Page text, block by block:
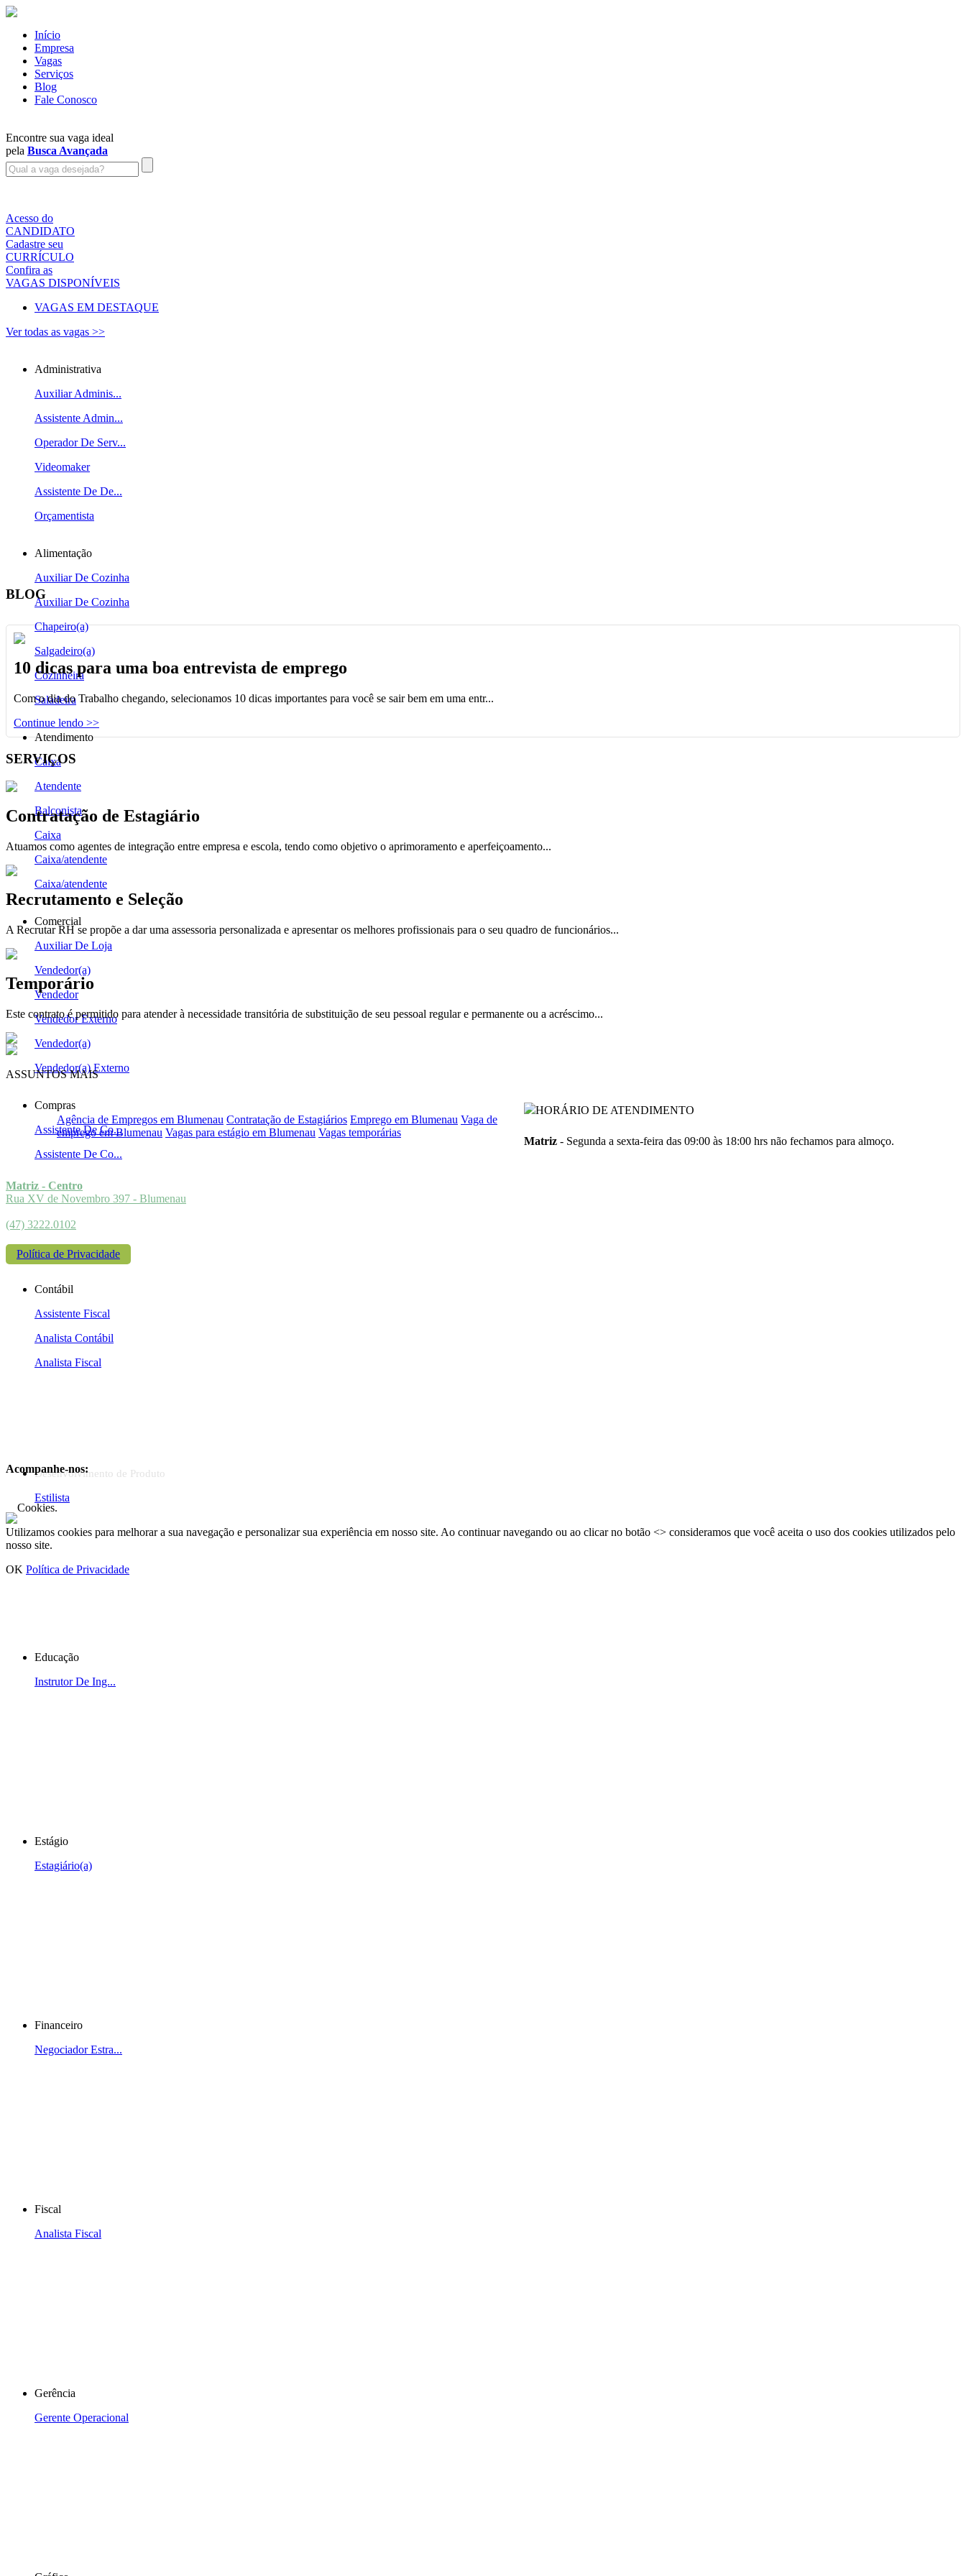
Início
Empresa
Vagas
Serviços
Blog
Fale Conosco
Encontre sua vaga ideal
pela Busca Avançada
Acesso do
CANDIDATO
Cadastre seu
CURRÍCULO
Confira as
VAGAS DISPONÍVEIS
VAGAS EM DESTAQUE
Ver todas as vagas >>
Administrativa
Auxiliar Adminis...
Assistente Admin...
Operador De Serv...
Videomaker
Assistente De De...
Orçamentista
Alimentação
Auxiliar De Cozinha
Auxiliar De Cozinha
Chapeiro(a)
Salgadeiro(a)
Cozinheira
Saladeira
Atendimento
Caixa
Atendente
Balconista
Caixa
Caixa/atendente
Caixa/atendente
Comercial
Auxiliar De Loja
Vendedor(a)
Vendedor
Vendedor Externo
Vendedor(a)
Vendedor(a) Externo
Compras
Assistente De Co...
Assistente De Co...
Contábil
Assistente Fiscal
Analista Contábil
Analista Fiscal
Desenvolvimento de Produto
Estilista
Educação
Instrutor De Ing...
Estágio
Estagiário(a)
Financeiro
Negociador Estra...
Fiscal
Analista Fiscal
Gerência
Gerente Operacional
BLOG
10 dicas para uma boa entrevista de emprego
Com o dia do Trabalho chegando, selecionamos 10 dicas importantes para você se sair bem em uma entr...
Continue lendo >>
SERVIÇOS
Contratação de Estagiário
Atuamos como agentes de integração entre empresa e escola, tendo como objetivo o aprimoramento e aperfeiçoamento...
Recrutamento e Seleção
A Recrutar RH se propõe a dar uma assessoria personalizada e apresentar os melhores profissionais para o seu quadro de funcionários...
Temporário
Este contrato é permitido para atender à necessidade transitória de substituição de seu pessoal regular e permanente ou a acréscimo...
ASSUNTOS MAIS
Agência de Empregos em Blumenau Contratação de Estagiários Emprego em Blumenau Vaga de
emprego em Blumenau Vagas para estágio em Blumenau Vagas temporárias
HORÁRIO DE ATENDIMENTO
Matriz - Segunda a sexta-feira das 09:00 às 18:00 hrs não fechamos para almoço.
Matriz - Centro
Rua XV de Novembro 397 - Blumenau
(47) 3222.0102
Política de Privacidade
Acompanhe-nos:
Cookies.
Utilizamos cookies para melhorar a sua navegação e personalizar sua experiência em nosso site. Ao continuar navegando ou ao clicar no botão <> consideramos que você aceita o uso dos cookies utilizados pelo
nosso site.
OK Política de Privacidade